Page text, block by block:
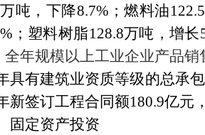
万吨，下降8.7% ；燃料油122.5
；塑料树脂128.8万吨，增长
全年规模以上工业企业产品销
具有建筑业资质等级的总承
新签订工程合同额180.9亿元
固定资产投资